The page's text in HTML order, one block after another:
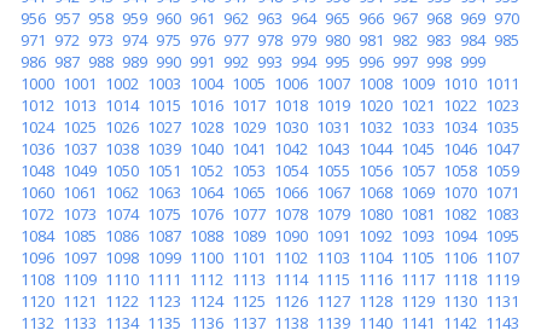
956 957 958 959 960 961 962 963 964 965 966 967 968 969 970
971 972 973 974 975 976 977 978 979 980 981 982 983 984 985
986 987 988 989 990 991 992 993 994 995 996 997 998 999
1000 1001 1002 1003 1004 1005 1006 1007 1008 1009 1010 1011
1012 1013 1014 1015 1016 1017 1018 1019 1020 1021 1022 1023
1024 1025 1026 1027 1028 1029 1030 1031 1032 1033 1034 1035
1036 1037 1038 1039 1040 1041 1042 1043 1044 1045 1046 1047
1048 1049 1050 1051 1052 1053 1054 1055 1056 1057 1058 1059
1060 1061 1062 1063 1064 1065 1066 1067 1068 1069 1070 1071
1072 1073 1074 1075 1076 1077 1078 1079 1080 1081 1082 1083
1084 1085 1086 1087 1088 1089 1090 1091 1092 1093 1094 1095
1096 1097 1098 1099 1100 1101 1102 1103 1104 1105 1106 1107
1108 1109 1110 1111 1112 1113 1114 1115 1116 1117 1118 1119
1120 1121 1122 1123 1124 1125 1126 1127 1128 1129 1130 1131
1132 1133 1134 1135 1136 1137 1138 1139 1140 1141 1142 1143